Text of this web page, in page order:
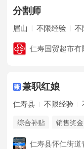
分割师
眉山 不限经验 不
仁寿国贸超市有
兼职红娘
仁寿县 不限经验
综合补贴 销售奖金
仁寿县怀仁街